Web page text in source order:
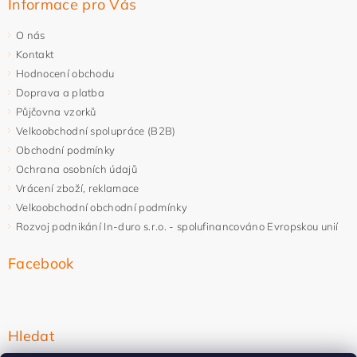
Informace pro Vás
O nás
Kontakt
Hodnocení obchodu
Doprava a platba
Půjčovna vzorků
Velkoobchodní spolupráce (B2B)
Obchodní podmínky
Ochrana osobních údajů
Vrácení zboží, reklamace
Velkoobchodní obchodní podmínky
Rozvoj podnikání In-duro s.r.o. - spolufinancováno Evropskou unií
Facebook
Hledat